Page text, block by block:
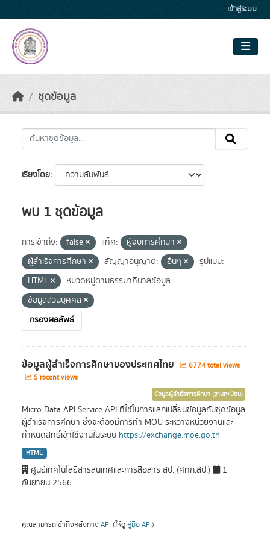
เข้าสู่ระบบ
ชุดข้อมูล
เรียงโดย
พบ 1 ชุดข้อมูล
การเข้าถึง: false แท็ค:
ผู้จบการศึกษา
ผู้สำเร็จการศึกษา
สัญญาอนุญาต: อื่นๆ
รูปแบบ:
HTML
หมวดหมู่ตามธรรมาภิบาลข้อมูล:
ข้อมูลส่วนบุคคล
กรองผลลัพธ์
ข้อมูลผู้สำเร็จการศึกษาของประเทศไทย
6774 total views
5 recent views
ข้อมูลผู้สำเร็จการศึกษา (ฐานทะเบียน)
Micro Data API Service API ที่ใช้ในการแลกเปลี่ยนข้อมูลกับชุดข้อมูล
ผู้สำเร็จการศึกษา ซึ่งจะต้องมีการทำ MOU ระหว่างหน่วยงานและ
กำหนดสิทธิ์เข้าใช้งานในระบบ https://exchange.moe.go.th
HTML
ศูนย์เทคโนโลยีสารสนเทศและการสื่อสาร สป. (ศทก.สป.)
1
กันยายน 2566
คุณสามารถเข้าถึงคลังทาง API (ให้ดู คู่มือ API).